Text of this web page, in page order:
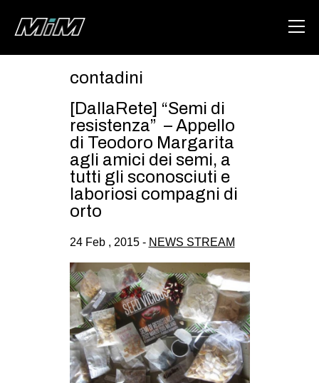
ABOUT
AREA
DEGENERAZIONE
GAZA FREESTYLE
MSM
STUDENTI TSUNAMI
ZAM
MILANO
MOBILITAZIONI
SPAZI
contadini
[DallaRete] “Semi di
resistenza” – Appello
di Teodoro Margarita
agli amici dei semi, a
tutti gli sconosciuti e
laboriosi compagni di
orto
24 Feb , 2015 - NEWS STREAM